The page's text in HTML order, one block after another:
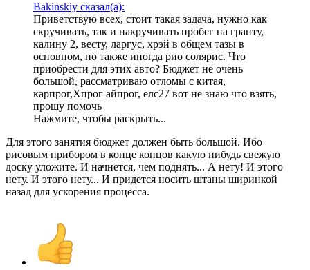
Bakinskiy сказал(а):
Приветствую всех, стоит такая задача, нужно как
скручивать, так и накручивать пробег на гранту,
калину 2, весту, ларгус, хрэй в общем тазы в
основном, но также иногда рио солярис. Что
приобрести для этих авто? Бюджет не очень
большой, рассматриваю отломы с китая,
карпрог,Хпрог айпрог, елс27 вот не знаю что взять,
прошу помочь
Нажмите, чтобы раскрыть...
Для этого занятия бюджет должен быть большой. Ибо
рисовым прибором в конце концов какую нибудь свежую
доску уложите. И начнется, чем поднять... А нету! И этого
нету. И этого нету... И придется носить штаны ширинкой
назад для ускорения процесса.